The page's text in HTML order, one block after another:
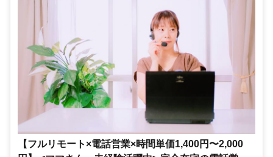
【フルリモート×電話営業×時間単価1,400円〜2,000